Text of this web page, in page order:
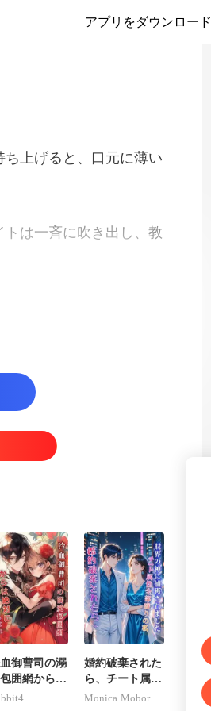
アプリをダウンロード
ち上げると、口元に薄い
は一斉に吹き出
たびに最
御曹司の溺
囲網からは
に逃げられ
婚約破棄された
ら、チート属性
全部盛りの私が